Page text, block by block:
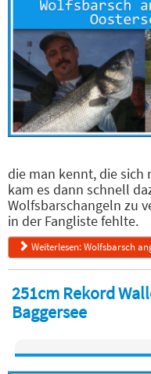
die man kennt, die sich
kam es dann schnell
Wolfsbarschangeln zu
in der Fangliste fehlte.
Weiterlesen: Wolfsbarsch
251cm Rekord
Baggersee